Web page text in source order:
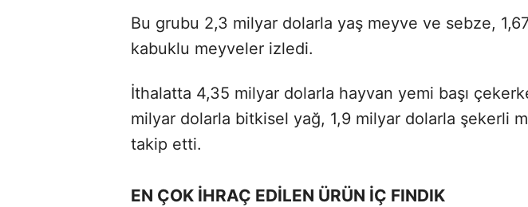
Bu grubu 2,3 milyar dolarla yaş meyve ve sebze,
kabuklu meyveler izledi.
İthalatta 4,35 milyar dolarla hayvan yemi başı
milyar dolarla bitkisel yağ, 1,9 milyar dolarla şekerli
takip etti.
EN ÇOK İHRAÇ EDİLEN ÜRÜN İÇ FINDIK